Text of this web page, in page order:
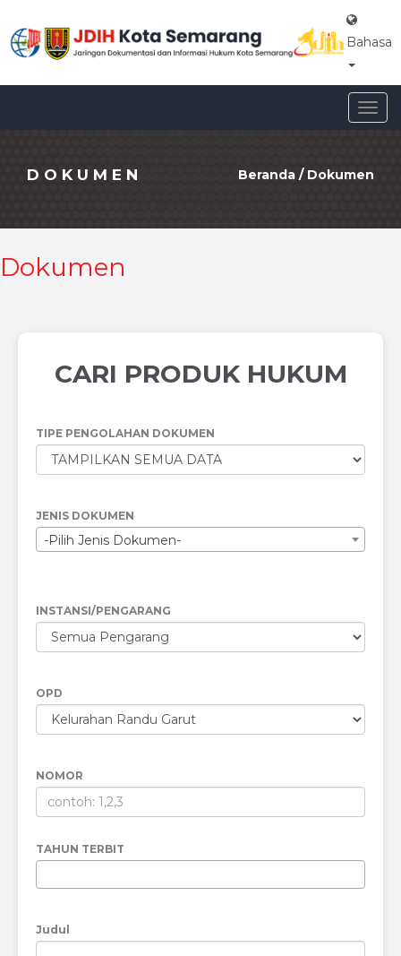
Bahasa
DOKUMEN Beranda / Dokumen
Dokumen
CARI PRODUK HUKUM
TIPE PENGOLAHAN DOKUMEN
JENIS DOKUMEN
-Pilih Jenis Dokumen-
INSTANSI/PENGARANG
OPD
NOMOR
TAHUN TERBIT
Judul